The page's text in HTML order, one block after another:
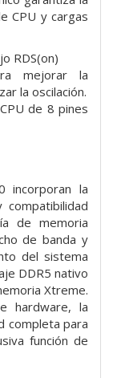
CPU y cargas
RDS(on)
mejorar la
la oscilación.
de 8 pines
incorporan la
de memoria
de banda y
del sistema
DDR5 nativo
Xtreme.
hardware, la
completa para
función de